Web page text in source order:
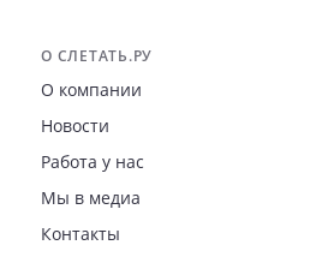
О СЛЕТАТЬ.РУ
О компании
Новости
Работа у нас
Мы в медиа
Контакты